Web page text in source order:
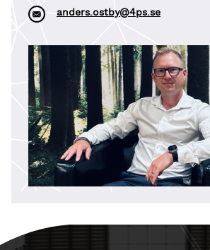
anders.ostby@4ps.se